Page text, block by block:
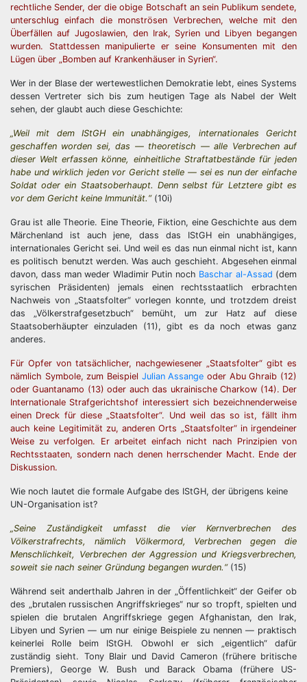
rechtliche Sender, der die obige Botschaft an sein Publikum sendete,
unterschlug einfach die monströsen Verbrechen, welche mit den
Überfällen auf Jugoslawien, den Irak, Syrien und Libyen begangen
wurden. Stattdessen manipulierte er seine Konsumenten mit den
Lügen über „Bomben auf Krankenhäuser in Syrien“.
Wer in der Blase der wertewestlichen Demokratie lebt, eines Systems
dessen Vertreter sich bis zum heutigen Tage als Nabel der Welt
sehen, der glaubt auch diese Geschichte:
„Weil mit dem IStGH ein unabhängiges, internationales Gericht
geschaffen worden sei, das — theoretisch — alle Verbrechen auf
dieser Welt erfassen könne, einheitliche Straftatbestände für jeden
habe und wirklich jeden vor Gericht stelle — sei es nun der einfache
Soldat oder ein Staatsoberhaupt. Denn selbst für Letztere gibt es
vor dem Gericht keine Immunität.“(10i)
Grau ist alle Theorie. Eine Theorie, Fiktion, eine Geschichte aus dem
Märchenland ist auch jene, dass das IStGH ein unabhängiges,
internationales Gericht sei. Und weil es das nun einmal nicht ist, kann
es politisch benutzt werden. Was auch geschieht. Abgesehen einmal
davon, dass man weder Wladimir Putin noch Baschar al-Assad (dem
syrischen Präsidenten) jemals einen rechtsstaatlich erbrachten
Nachweis von „Staatsfolter“ vorlegen konnte, und trotzdem dreist
das „Völkerstrafgesetzbuch“ bemüht, um zur Hatz auf diese
Staatsoberhäupter einzuladen (11), gibt es da noch etwas ganz
anderes.
Für Opfer von tatsächlicher, nachgewiesener „Staatsfolter“ gibt es
nämlich Symbole, zum Beispiel Julian Assange oder Abu Ghraib (12)
oder Guantanamo (13) oder auch das ukrainische Charkow (14). Der
Internationale Strafgerichtshof interessiert sich bezeichnenderweise
einen Dreck für diese „Staatsfolter“. Und weil das so ist, fällt ihm
auch keine Legitimität zu, anderen Orts „Staatsfolter“ in irgendeiner
Weise zu verfolgen. Er arbeitet einfach nicht nach Prinzipien von
Rechtsstaaten, sondern nach denen herrschender Macht. Ende der
Diskussion.
Wie noch lautet die formale Aufgabe des IStGH, der übrigens keine
UN-Organisation ist?
„Seine Zuständigkeit umfasst die vier Kernverbrechen des
Völkerstrafrechts, nämlich Völkermord, Verbrechen gegen die
Menschlichkeit, Verbrechen der Aggression und Kriegsverbrechen,
soweit sie nach seiner Gründung begangen wurden.“(15)
Während seit anderthalb Jahren in der „Öffentlichkeit“ der Geifer ob
des „brutalen russischen Angriffskrieges“ nur so tropft, spielten und
spielen die brutalen Angriffskriege gegen Afghanistan, den Irak,
Libyen und Syrien — um nur einige Beispiele zu nennen — praktisch
keinerlei Rolle beim IStGH. Obwohl er sich „eigentlich“ dafür
zuständig sieht. Tony Blair und David Cameron (frühere britische
Premiers), George W. Bush und Barack Obama (frühere US-